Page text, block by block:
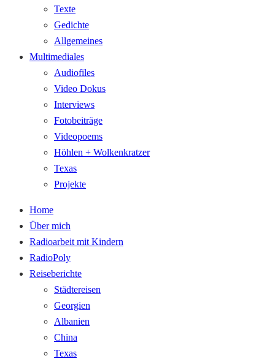
Texte
Gedichte
Allgemeines
Multimediales
Audiofiles
Video Dokus
Interviews
Fotobeiträge
Videopoems
Höhlen + Wolkenkratzer
Texas
Projekte
Home
Über mich
Radioarbeit mit Kindern
RadioPoly
Reiseberichte
Städtereisen
Georgien
Albanien
China
Texas